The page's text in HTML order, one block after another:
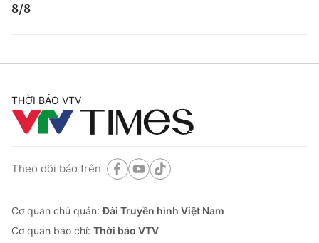
8/8
THỜI BÁO VTV
Theo dõi báo trên
Cơ quan chủ quản:Đài Truyền hình Việt Nam
Cơ quan báo chí: Thời báo VTV